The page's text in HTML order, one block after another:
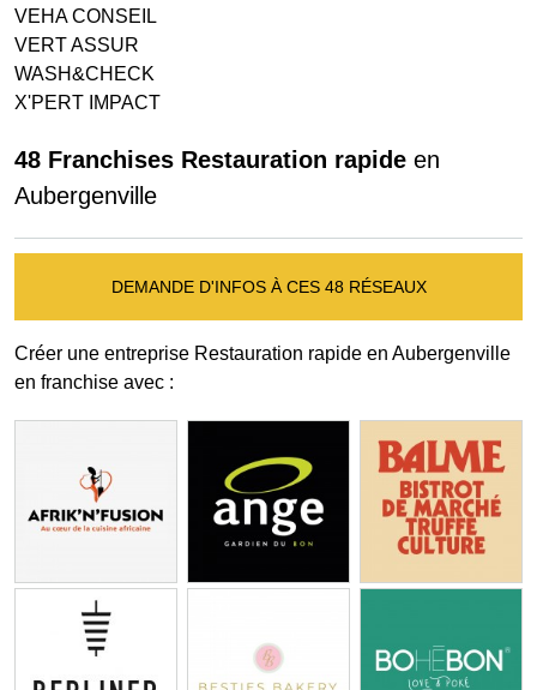
VEHA CONSEIL
VERT ASSUR
WASH&CHECK
X'PERT IMPACT
48 Franchises Restauration rapide en
Aubergenville
DEMANDE D'INFOS À CES 48 RÉSEAUX
Créer une entreprise Restauration rapide en Aubergenville
en franchise avec :